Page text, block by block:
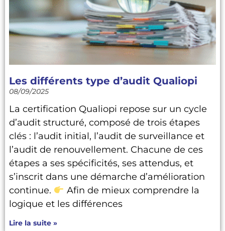
Les différents type d’audit Qualiopi
08/09/2025
La certification Qualiopi repose sur un cycle
d’audit structuré, composé de trois étapes
clés : l’audit initial, l’audit de surveillance et
l’audit de renouvellement. Chacune de ces
étapes a ses spécificités, ses attendus, et
s’inscrit dans une démarche d’amélioration
continue.
Afin de mieux comprendre la
logique et les différences
Lire la suite »